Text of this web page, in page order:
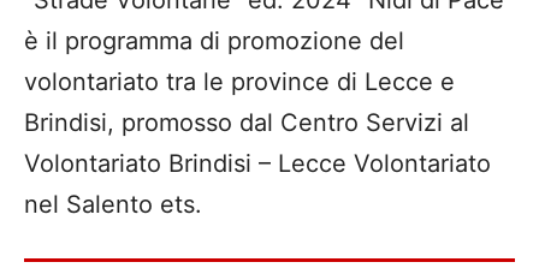
è il programma di promozione del
volontariato tra le province di Lecce e
Brindisi, promosso dal Centro Servizi al
Volontariato Brindisi – Lecce Volontariato
nel Salento ets.